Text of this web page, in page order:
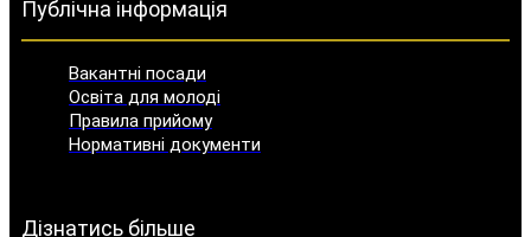
Публічна інформація
Вакантні посади
Освіта для молоді
Правила прийому
Нормативні документи
Дізнатись більше